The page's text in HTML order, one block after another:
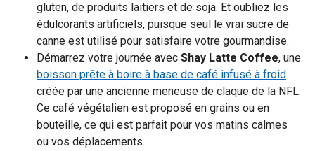
gluten, de produits laitiers et de soja. Et oubliez les
édulcorants artificiels, puisque seul le vrai sucre de
canne est utilisé pour satisfaire votre gourmandise.
Démarrez votre journée avec Shay Latte Coffee, une
boisson prête à boire à base de café infusé à froid
créée par une ancienne meneuse de claque de la NFL.
Ce café végétalien est proposé en grains ou en
bouteille, ce qui est parfait pour vos matins calmes
ou vos déplacements.